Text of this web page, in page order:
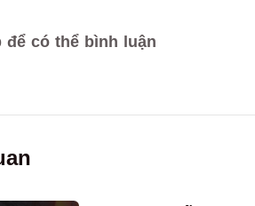
để có thể bình luận